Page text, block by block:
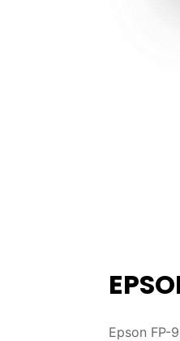
Epson FP-